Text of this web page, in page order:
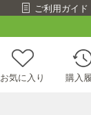
ご利用ガイド
お気に入り 購入